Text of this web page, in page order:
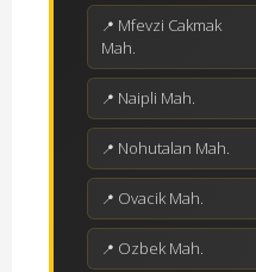
Mfevzi Cakmak
Mah.
Naipli Mah.
Nohutalan Mah.
Ovacik Mah.
Ozbek Mah.